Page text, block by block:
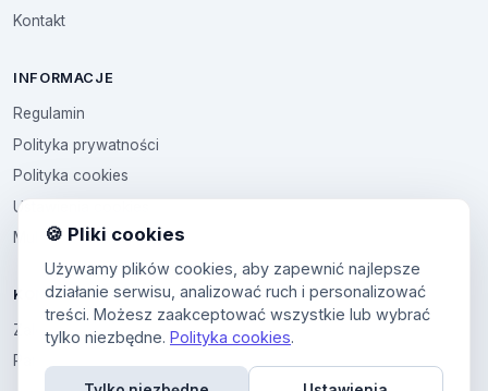
Kontakt
INFORMACJE
Regulamin
Polityka prywatności
Polityka cookies
Ustawienia cookies
Multikod
KONTO
Zaloguj sie
Panel uzytkownika
🍪 Pliki cookies
Używamy plików cookies, aby zapewnić najlepsze
działanie serwisu, analizować ruch i personalizować
treści. Możesz zaakceptować wszystkie lub wybrać
tylko niezbędne. Polityka cookies.